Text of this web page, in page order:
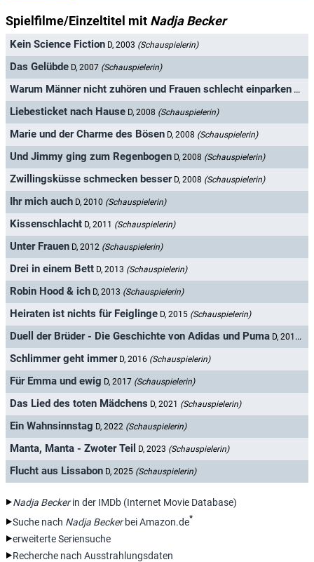
Spielfilme/Einzeltitel mit Nadja Becker
Kein Science Fiction D, 2003 (Schauspielerin)
Das Gelübde D, 2007 (Schauspielerin)
Warum Männer nicht zuhören und Frauen schlecht einparken D,
Liebesticket nach Hause D, 2008 (Schauspielerin)
Marie und der Charme des Bösen D, 2008 (Schauspielerin)
Und Jimmy ging zum Regenbogen D, 2008 (Schauspielerin)
Zwillingsküsse schmecken besser D, 2008 (Schauspielerin)
Ihr mich auch D, 2010 (Schauspielerin)
Kissenschlacht D, 2011 (Schauspielerin)
Unter Frauen D, 2012 (Schauspielerin)
Drei in einem Bett D, 2013 (Schauspielerin)
Robin Hood & ich D, 2013 (Schauspielerin)
Heiraten ist nichts für Feiglinge D, 2015 (Schauspielerin)
Duell der Brüder - Die Geschichte von Adidas und Puma D, 2016
Schlimmer geht immer D, 2016 (Schauspielerin)
Für Emma und ewig D, 2017 (Schauspielerin)
Das Lied des toten Mädchens D, 2021 (Schauspielerin)
Ein Wahnsinnstag D, 2022 (Schauspielerin)
Manta, Manta - Zwoter Teil D, 2023 (Schauspielerin)
Flucht aus Lissabon D, 2025 (Schauspielerin)
Nadja Beckerin der IMDb (Internet Movie Database)
Suche nach Nadja Beckerbei Amazon.de*
erweiterte Seriensuche
Recherche nach Ausstrahlungsdaten